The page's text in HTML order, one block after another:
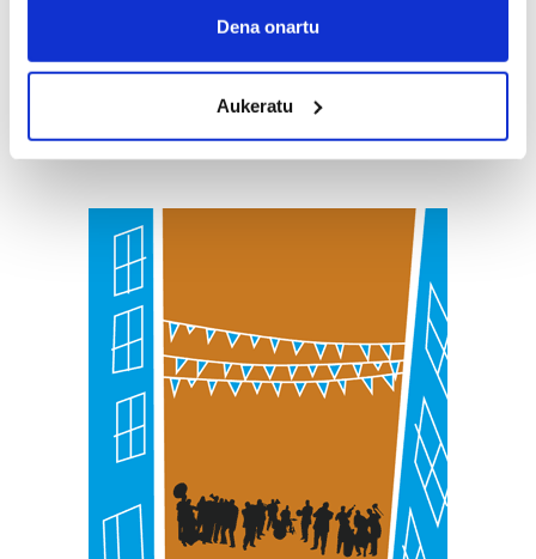
Collect information about your geographical
meters
Identify your device by actively scanning it for
specific characteristics (fingerprinting)
Guk eta gure bazkideek zure datu pertsonalak
prozesatzen ditugu, zure IP zenbakia, besteak beste,
teknologia erabiliz, cookieak adibidez, iragarki eta eduki
pertsonalizatuak eskaintzeko, iragarkiak eta edukia
neurtzeko, jendeari buruzko informazioa biltzeko eta
produktuak garatzeko. Zure datuak nork eta zertarako
erabiltzen dituen hauta dezakezu.
Bazkide batzuek ez dizute baimenik eskatzen, eta beren
interes komertzial legitimoetan babesten dira. Ikusi gure
bazkideen zerrenda, beren ustez zein helburutarako
Dena onartu
Aukeratu